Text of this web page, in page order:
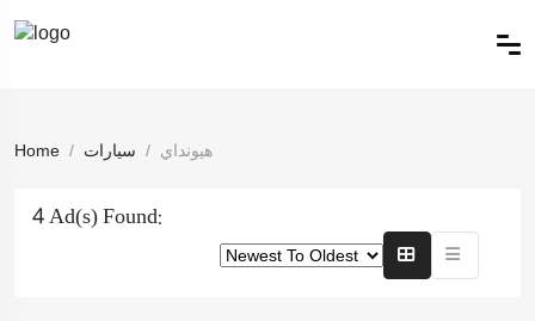
Home سيارات هيونداي
4 Ad(s) Found: